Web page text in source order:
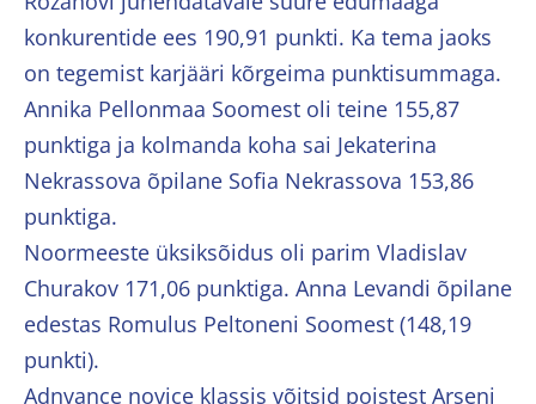
konkurentide ees 190,91 punkti. Ka tema jaoks
on tegemist karjääri kõrgeima punktisummaga.
Annika Pellonmaa Soomest oli teine 155,87
punktiga ja kolmanda koha sai Jekaterina
Nekrassova õpilane Sofia Nekrassova 153,86
punktiga.
Noormeeste üksiksõidus oli parim Vladislav
Churakov 171,06 punktiga. Anna Levandi õpilane
edestas Romulus Peltoneni Soomest (148,19
punkti).
Adnvance novice klassis võitsid poistest Arseni